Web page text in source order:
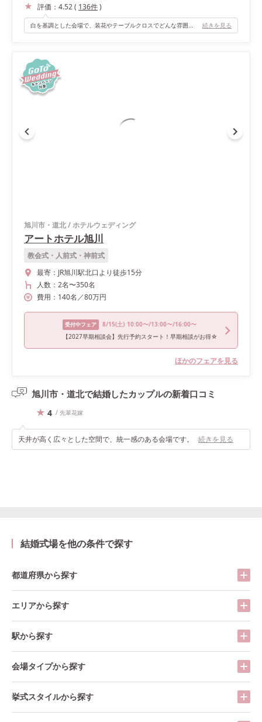
評価： 4.52( 136件)
白を基調とした会場で、装花やテーブルクロスでどんな雰囲気にもできます。式場決定時には何色のドレスを着るのか決められていなかったのですが、早めに式場を押さえていてもテーマやカラーコンセプトを自由自在に決められました。 また、バルコニーからの入場ができることも重要ポイントで、バーカウンターも併設されており、お酒好きの私たちにぴったりでした！ 対応人数より少なめでしたが、寂しい感じはせず、広くスペースを使えたのでその点も含めて私たちにちょうど良い会場でした。 続きを見る
旭川市・道北/ホテルウェディング
アートホテル旭川
教会式・人前式・神前式
最寄： JR旭川駅北口より徒歩15分
人数： 2名〜350名
費用： 140名 ／80万円
受付中フェア 8/15(土) 10:00〜/13:00〜/16:00〜
【2027早期相談会】先行予約スタート！早期相談がお得☆
ほかのフェアを見る
旭川市・道北で結婚したカップルの新着口コミ
4 / 先輩花嫁
天井が高く広々とした空間で、統一感のある会場です。 続きを見る
結婚式場を他の条件で探す
都道府県から探す
エリアから探す
駅から探す
会場タイプから探す
挙式スタイルから探す